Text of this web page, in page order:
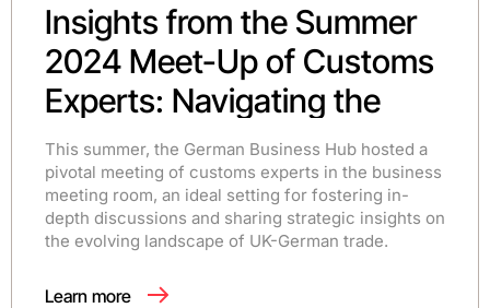
Insights from the Summer
2024 Meet-Up of Customs
Experts: Navigating the
Future of UK-German Trade
This summer, the German Business Hub hosted a
pivotal meeting of customs experts in the business
meeting room, an ideal setting for fostering in-
depth discussions and sharing strategic insights on
the evolving landscape of UK-German trade.
Learn more